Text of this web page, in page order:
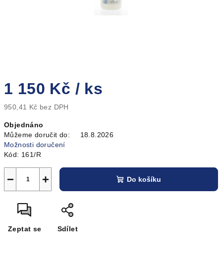
1 150 Kč / ks
950,41 Kč bez DPH
cena:
Objednáno
Můžeme doručit do:
18.8.2026
Možnosti doručení
Kód: 161/R
+
− Do košíku
Zeptat se Sdílet